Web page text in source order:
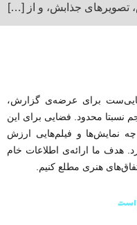
تصویرهای جذابش، و از […]
برای عرضه‌ی گزارش‌،
نسبتا محدود. فضایی برای این
نمایش‌ها و فیلم‌هایی ارزش
هدف ما ارائه‌ی اطلاعات خام
هنری مطلع کنیم.
است